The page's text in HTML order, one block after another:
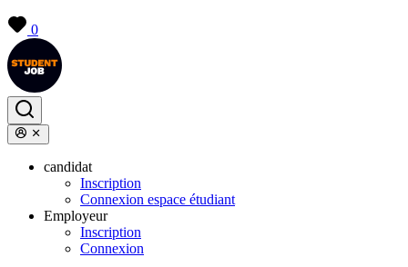
0
candidat
Inscription
Connexion espace étudiant
Employeur
Inscription
Connexion